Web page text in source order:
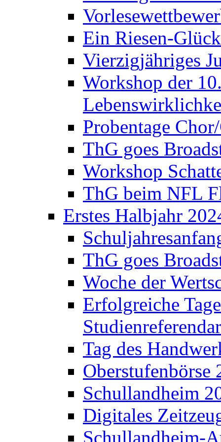
Ein Riesen-
Vierzigjähriges
Workshop der
Probentage
ThG goes
Workshop
ThG beim NFL
Erstes Halbjahr
ThG goes
Woche der
Erfolgreiche
Tag des
Oberstufenbörse
Schullandheim
Digitales
Schullandheim-